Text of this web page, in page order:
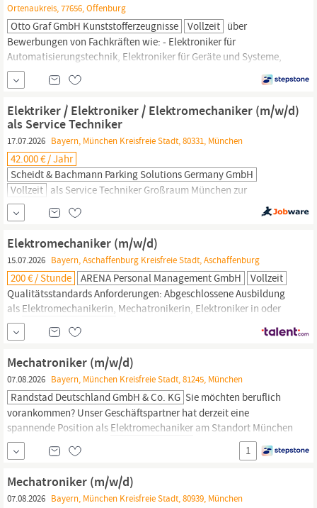
Ortenaukreis, 77656, Offenburg
Otto Graf GmbH Kunststofferzeugnisse Vollzeit über
Bewerbungen von Fachkräften wie: - Elektroniker für
Automatisierungstechnik, Elektroniker für Geräte und Systeme,
Elektroniker für Energie- und Gebäudetechnik -
Energieanlagenelektroniker, Industrieelektroniker -
Elektrotechniker - Elektroanlagenmonteur,
Elektromechaniker
Mechatroniker Idealerweise Berufserfahrung in der
Instandhaltung von
Elektriker / Elektroniker / Elektromechaniker (m/w/d)
als Service Techniker
17.07.2026 Bayern, München Kreisfreie Stadt, 80331, München
42.000 € / Jahr
Scheidt & Bachmann Parking Solutions Germany GmbH
Vollzeit als Service Techniker Großraum München zur
Unterstützung des Servicebereiches unserer Tochtergesellschaft
Scheidt & Bachmann Parking Solutions Germany GmbH im
schönen
Bayern,
insbesondere im Großraum München. Deine
Aufgaben Du brennst für das Servicegeschäft? Installiere bei uns
unsere Systeme und Produkte und
Elektromechaniker (m/w/d)
15.07.2026 Bayern, Aschaffenburg Kreisfreie Stadt, Aschaffenburg
200 € / Stunde ARENA Personal Management GmbH
Vollzeit
Qualitätsstandards Anforderungen: Abgeschlossene Ausbildung
als Elektromechanikerin, Mechatronikerin, Elektroniker in oder
vergleichbar Gute Kenntnisse in der Elektrotechnik und Mechanik
Erfahrung im Bereich Wartung, Montage oder Instandhaltung von
Vorteil Selbstständige und strukturierte Arbeitsweise sowie ein
gutes technisches Verständnis Teamfähigkeit,
Mechatroniker (m/w/d)
07.08.2026 Bayern, München Kreisfreie Stadt, 81245, München
Randstad Deutschland GmbH & Co. KG Sie möchten beruflich
vorankommen? Unser Geschäftspartner hat derzeit eine
spannende Position als Elektromechaniker am Standort München
zu vergeben. Bewerben Sie sich online und starten Sie im Job
durch! Als Spezialist für Job und Karriere steht Randstad Ihnen
dabei vertrauensvoll zur Seite.Ihre Persönlichkeit und Ihre
Fähigkeiten zählen. Alles andere...
1
Mechatroniker (m/w/d)
07.08.2026 Bayern, München Kreisfreie Stadt, 80939, München